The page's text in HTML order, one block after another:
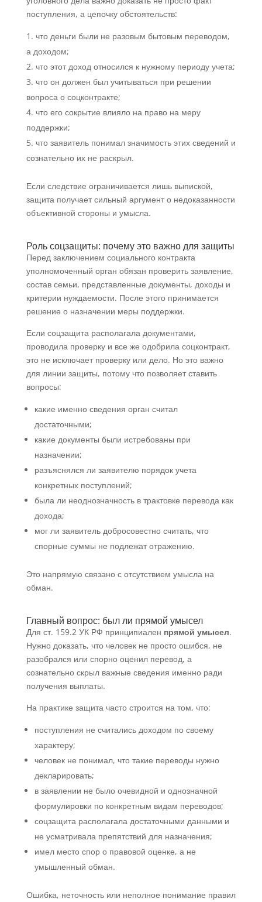
поступления, а цепочку обстоятельств:
что деньги были не разовым бытовым переводом,
а доходом;
что этот доход относился к нужному периоду учета;
что он должен был учитываться при решении
вопроса о соцконтракте;
что его сокрытие влияло на право на меру
поддержки;
что заявитель понимал значимость этих сведений и
сознательно их не раскрыл.
Если следствие ограничивается лишь выпиской,
защита получает сильный аргумент о недоказанности
объективной стороны и умысла.
Роль соцзащиты: почему это важно для защиты
Перед заключением социального контракта
уполномоченный орган обязан проверить заявление,
состав семьи, представленные документы, доходы и
критерии нуждаемости. После этого принимается
решение о назначении меры поддержки.
Если соцзащита располагала документами,
проводила проверку и все же одобрила соцконтракт,
это не исключает проверку или дело. Но это важно
для линии защиты, потому что позволяет ставить
вопросы:
какие именно сведения орган считал
достаточными;
какие документы были истребованы при
назначении;
разъяснялся ли заявителю порядок учета
конкретных поступлений;
была ли неоднозначность в трактовке перевода как
дохода;
мог ли заявитель добросовестно считать, что
спорные суммы не подлежат отражению.
Это напрямую связано с отсутствием умысла на
обман.
Главный вопрос: был ли прямой умысел
Для ст. 159.2 УК РФ принципиален прямой умысел.
Нужно доказать, что человек не просто ошибся, не
разобрался или спорно оценил перевод, а
сознательно скрыл важные сведения именно ради
получения выплаты.
На практике защита часто строится на том, что:
поступления не считались доходом по своему
характеру;
человек не понимал, что такие переводы нужно
декларировать;
в заявлении не было очевидной и однозначной
формулировки по конкретным видам переводов;
соцзащита располагала достаточными данными и
не усматривала препятствий для назначения;
имел место спор о правовой оценке, а не
умышленный обман.
Ошибка, неточность или неполное понимание правил